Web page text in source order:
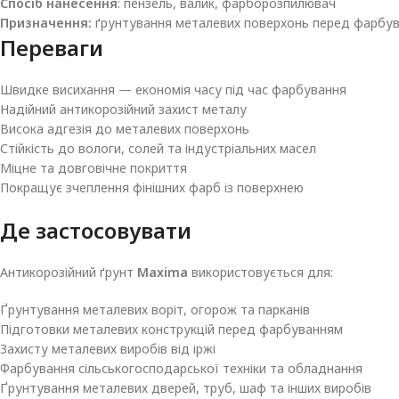
Призначення: ґрунтування металевих поверхонь перед
Переваги
Швидке висихання — економія часу під час фарбування
Надійний антикорозійний захист металу
Висока адгезія до металевих поверхонь
Стійкість до вологи, солей та індустріальних масел
Міцне та довговічне покриття
Покращує зчеплення фінішних фарб із поверхнею
Де застосовувати
Антикорозійний ґрунт Maxima використовується для:
Ґрунтування металевих воріт, огорож та парканів
Підготовки металевих конструкцій перед фарбуванням
Захисту металевих виробів від іржі
Фарбування сільськогосподарської техніки та обладнання
Ґрунтування металевих дверей, труб, шаф та інших виробів